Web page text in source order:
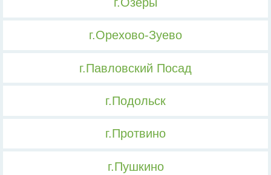
г.Орехово-Зуево
г.Павловский Посад
г.Подольск
г.Протвино
г.Пушкино